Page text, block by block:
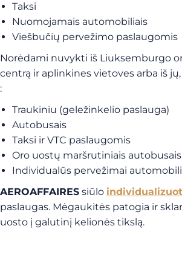
Taksi
Nuomojamais automobiliais
Viešbučių pervežimo paslaugomis
Norėdami nuvykti iš Liuksemburgo
centrą ir aplinkines vietoves arba iš
:
Traukiniu (geležinkelio paslauga)
Autobusais
Taksi ir VTC paslaugomis
Oro uostų maršrutiniais autobusais
Individualūs pervežimai
AEROAFFAIRES siūlo
paslaugas. Mėgaukitės patogia ir
uosto į galutinį kelionės tikslą.